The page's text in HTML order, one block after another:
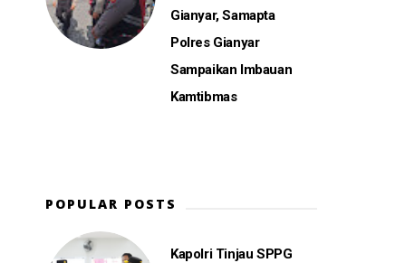
Gianyar, Samapta
Polres Gianyar
Sampaikan Imbauan
Kamtibmas
POPULAR POSTS
Kapolri Tinjau SPPG